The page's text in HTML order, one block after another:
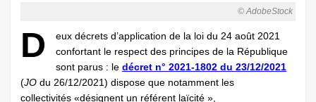
© AdobeStock
D
eux décrets d’application de la loi du 24 août 2021
confortant le respect des principes de la République
sont parus : le décret n° 2021-1802 du 23/12/2021
(JO du 26/12/2021) dispose que notamment les
collectivités «désignent un référent ­laïcité »,